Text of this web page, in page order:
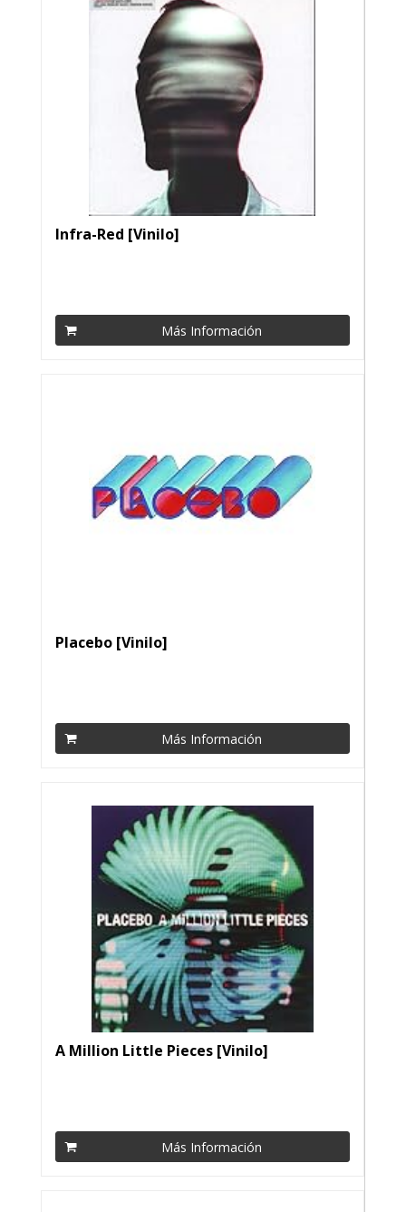
Infra-Red [Vinilo]
Más Información
Placebo [Vinilo]
Más Información
A Million Little Pieces [Vinilo]
Más Información